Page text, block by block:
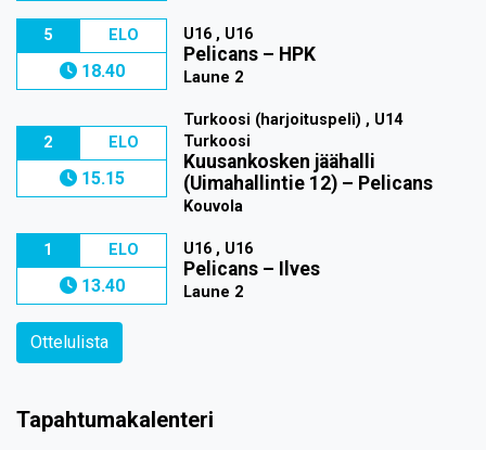
5 ELO
18.40
U16 , U16
Pelicans – HPK
Laune 2
2 ELO
15.15
Turkoosi (harjoituspeli) , U14
Turkoosi
Kuusankosken jäähalli
(Uimahallintie 12) – Pelicans
Kouvola
1 ELO
13.40
U16 , U16
Pelicans – Ilves
Laune 2
Ottelulista
Tapahtumakalenteri